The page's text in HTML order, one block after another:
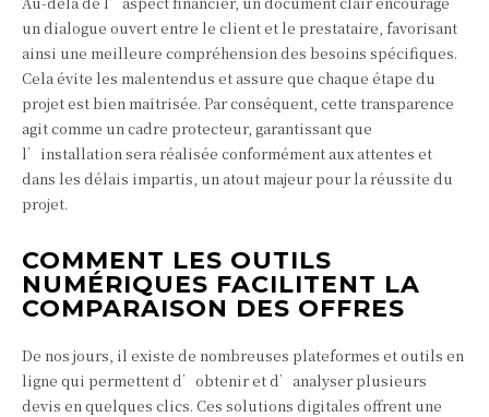
un dialogue ouvert entre le client et le prestataire, favorisant
ainsi une meilleure compréhension des besoins spécifiques.
Cela évite les malentendus et assure que chaque étape du
projet est bien maîtrisée. Par conséquent, cette transparence
agit comme un cadre protecteur, garantissant que
l’installation sera réalisée conformément aux attentes et
dans les délais impartis, un atout majeur pour la réussite du
projet.
COMMENT LES OUTILS
NUMÉRIQUES FACILITENT LA
COMPARAISON DES OFFRES
De nos jours, il existe de nombreuses plateformes et outils en
ligne qui permettent d’obtenir et d’analyser plusieurs
devis en quelques clics. Ces solutions digitales offrent une